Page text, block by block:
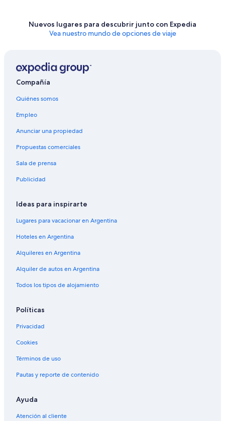
Nuevos lugares para descubrir junto con Expedia
Vea nuestro mundo de opciones de viaje
Compañía
Quiénes somos
Empleo
Anunciar una propiedad
Propuestas comerciales
Sala de prensa
Publicidad
Ideas para inspirarte
Lugares para vacacionar en Argentina
Hoteles en Argentina
Alquileres en Argentina
Alquiler de autos en Argentina
Todos los tipos de alojamiento
Políticas
Privacidad
Cookies
Términos de uso
Pautas y reporte de contenido
Ayuda
Atención al cliente